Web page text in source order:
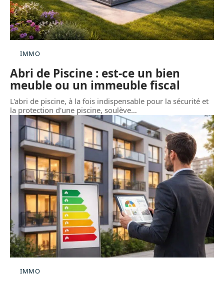
IMMO
Abri de Piscine : est-ce un bien
meuble ou un immeuble fiscal
L'abri de piscine, à la fois indispensable pour la sécurité et
la protection d'une piscine, soulève…
IMMO